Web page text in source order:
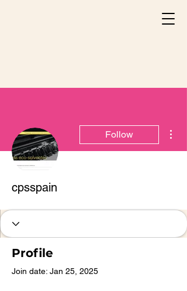
Follow
cpsspain
Profile
Join date: Jan 25, 2025